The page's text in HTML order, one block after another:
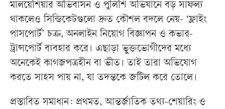
মালয়েশিয়ার অভিবাসন ও পুলিশি অভিযানে বড় সাফল্য
থাকলেও সিন্ডিকেটগুলো দ্রুত কৌশল বদলে নেয়- ‘ফ্লাইং
পাসপোর্ট’ চক্র, অনলাইন নিয়োগ বিজ্ঞাপন ও কভার-
ট্রান্সপোর্ট ব্যবহার করে। এছাড়া ভুক্তভোগীদের মধ্যে
অনেকেই কাগজপত্রহীন বা ভীত। তাই তারা অভিযোগ
করতে সাহস পায় না, যা তদন্তকে জটিল করে তোলে।
প্রস্তাবিত সমাধান: প্রথমত, আন্তর্জাতিক তথ্য-শেয়ারিং ও